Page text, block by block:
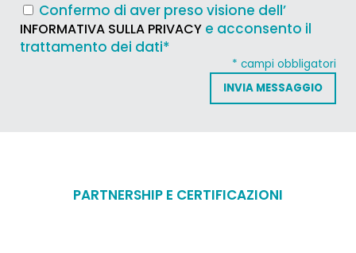
Confermo di aver preso visione dell’
INFORMATIVA SULLA PRIVACY e acconsento il
trattamento dei dati*
* campi obbligatori
PARTNERSHIP E CERTIFICAZIONI